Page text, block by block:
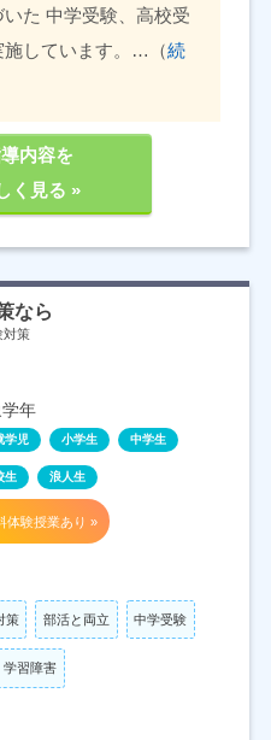
た 中学受験、高校受
施しています。…（続
内容を
く見る »
なら
対策
年
学児 小学生 中学生
生 浪人生
体験授業あり »
策 部活と両立 中学受験
学習障害